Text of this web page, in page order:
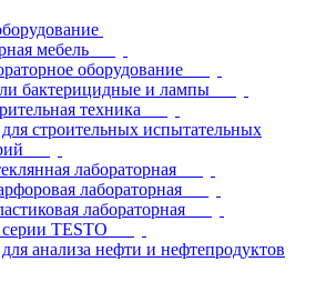
мебель
оборудование
бактерицидные и лампы
техника
строительных испытательных
лабораторная
лабораторная
лабораторная
TESTO
анализа нефти и нефтепродуктов